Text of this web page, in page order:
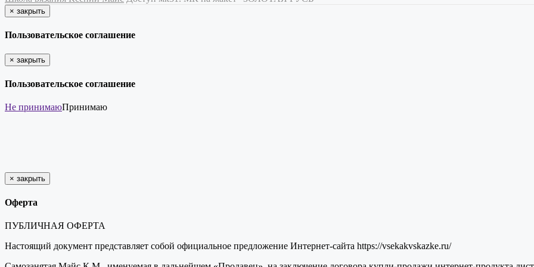
× закрыть
Пользовательское соглашение
× закрыть
Пользовательское соглашение
Не принимаюПринимаю
× закрыть
Оферта
ПУБЛИЧНАЯ ОФЕРТА
Настоящий документ представляет собой официальное предложение Интернет-сайта https://vsekakvskazke.ru/